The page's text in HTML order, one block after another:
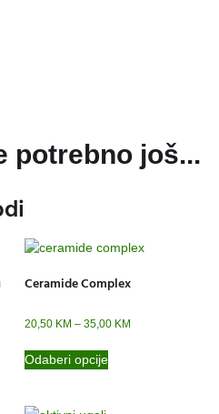
potrebno još...
Ceramide Complex
20,50 KM – 35,00 KM
Odaberi opcije